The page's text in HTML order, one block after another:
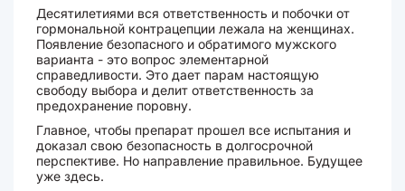
Десятилетиями вся ответственность и побочки от
гормональной контрацепции лежала на женщинах.
Появление безопасного и обратимого мужского
варианта - это вопрос элементарной
справедливости. Это дает парам настоящую
свободу выбора и делит ответственность за
предохранение поровну.
Главное, чтобы препарат прошел все испытания и
доказал свою безопасность в долгосрочной
перспективе. Но направление правильное. Будущее
уже здесь.